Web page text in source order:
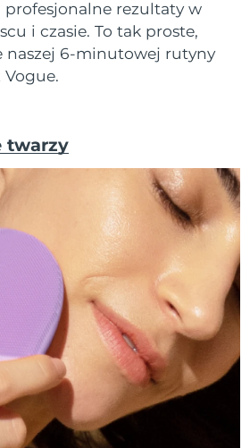
profesjonalne rezultaty w
i czasie. To tak proste,
naszej 6-minutowej rutyny
twarzy
Oczekiwany czas dostawy
16/8/26
Oczekiwany czas dostawy
17/8/26
Oczekiwany czas dostawy
Oczekiwany czas dostawy
12/8/26
Oczekiwany czas dostawy
12/8/26
Oczekiwany czas dostawy